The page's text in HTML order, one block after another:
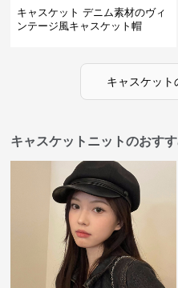
キャスケット デニム素材のヴィ
ンテージ風キャスケット帽
キャスケット
キャスケットニットのおす